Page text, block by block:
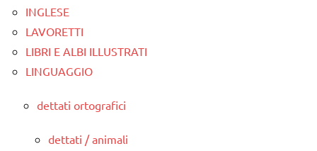
INGLESE
LAVORETTI
LIBRI E ALBI ILLUSTRATI
LINGUAGGIO
dettati ortografici
dettati / animali